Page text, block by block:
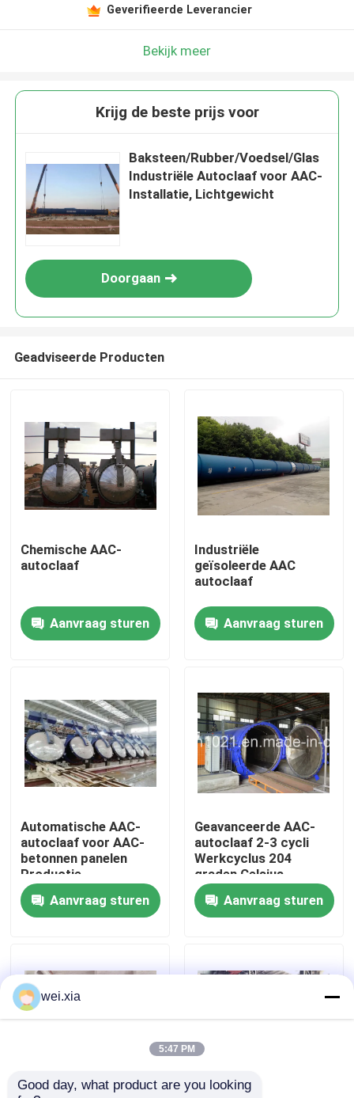
Thuis
Video's
Over ons
Fabriekstocht
Kwaliteitscontrole
Nieuws
AAC-Autoclaaf
Geverifieerde Leverancier
Bekijk meer
Krijg de beste prijs voor
Baksteen/Rubber/Voedsel/Glas
Industriële Autoclaaf voor AAC-
Installatie, Lichtgewicht
Doorgaan
Geadviseerde Producten
Chemische AAC-
autoclaaf
Aanvraag sturen
Industriële
geïsoleerde AAC
autoclaaf
Aanvraag sturen
Automatische AAC-
autoclaaf voor AAC-
betonnen panelen
Productie
dienstverlener
Aanvraag sturen
Geavanceerde AAC-
autoclaaf 2-3 cycli
Werkcyclus 204
graden Celsius
Ontwerptemperatuur
Aanvraag sturen
wei.xia
5:47 PM
Good day, what product are you looking